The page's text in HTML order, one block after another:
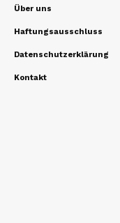
Über uns
Haftungsausschluss
Datenschutzerklärung
Kontakt